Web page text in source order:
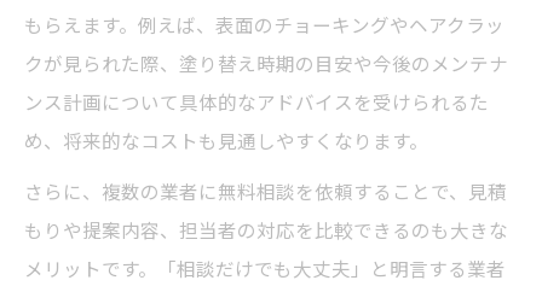
もらえます。例えば、表面のチョーキングやヘアクラッ
クが見られた際、塗り替え時期の目安や今後のメンテナ
ンス計画について具体的なアドバイスを受けられるた
め、将来的なコストも見通しやすくなります。
さらに、複数の業者に無料相談を依頼することで、見積
もりや提案内容、担当者の対応を比較できるのも大きな
メリットです。「相談だけでも大丈夫」と明言する業者